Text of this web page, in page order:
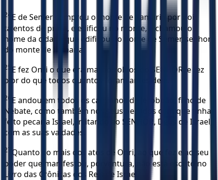
24 E de Semer comprou o monte de Samaria por dois
talentos de prata, e edificou no monte, e chamou o
nome da cidade que edificou do nome de Semer, senhor
do monte de Samaria.
25 E fez Onri o que era mal aos olhos do SENHOR; e fez
pior do que todos quantos foram antes dele.
26 E andou em todos os caminhos de Jeroboão, filho de
Nebate, como também nos seus pecados com que tinha
feito pecar a Israel, irritando ao SENHOR, Deus de Israel,
com as suas vaidades.
27 Quanto ao mais dos atos de Onri, ao que fez e ao seu
poder que manifestou, porventura, não está escrito no
Livro das Crônicas dos Reis de Israel?